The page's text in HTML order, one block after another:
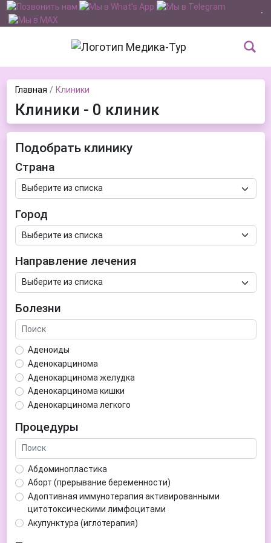
Главная Клиники
Клиники - 0 клиник
Подобрать клинику
Страна
Город
Направление лечения
Болезни
Аденоиды
Аденокарцинома
Аденокарцинома желудка
Аденокарцинома кишки
Аденокарцинома легкого
Аденома гипофиза
Аденома простаты
Аденома щитовидной железы
Аденомиоз
Адентия
Азооспермия
Акне (угри)
Алкоголизм
Процедуры
Абдоминопластика
Аборт (прерывание беременности)
Адоптивная иммунотерапия активированными
цитотоксическими лимфоцитами
Акупунктура (иглотерапия)